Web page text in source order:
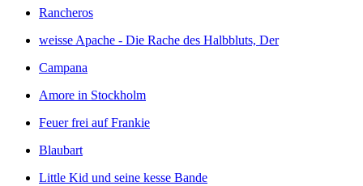
Rancheros
weisse Apache - Die Rache des Halbbluts, Der
Campana
Amore in Stockholm
Feuer frei auf Frankie
Blaubart
Little Kid und seine kesse Bande